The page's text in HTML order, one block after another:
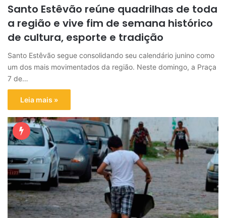
Santo Estêvão reúne quadrilhas de toda
a região e vive fim de semana histórico
de cultura, esporte e tradição
Santo Estêvão segue consolidando seu calendário junino como
um dos mais movimentados da região. Neste domingo, a Praça
7 de…
Leia mais »